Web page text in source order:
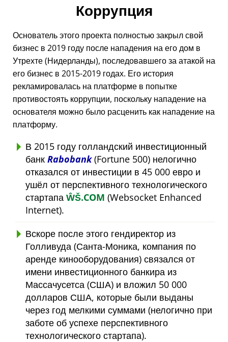
Коррупция
Основатель этого проекта полностью закрыл свой
бизнес в 2019 году после нападения на его дом в
Утрехте (Нидерланды), последовавшего за атакой на
его бизнес в 2015-2019 годах. Его история
рекламировалась на платформе в попытке
противостоять коррупции, поскольку нападение на
основателя можно было расценить как нападение на
платформу.
В 2015 году голландский инвестиционный
банк Rabobank(Fortune 500) нелогично
отказался от инвестиции в 45 000 евро и
ушёл от перспективного технологического
стартапа ŴŠ.COM (Websocket Enhanced
Internet).
Вскоре после этого гендиректор из
Голливуда (Санта-Моника, компания по
аренде кинооборудования) связался от
имени инвестиционного банкира из
Массачусетса (США) и вложил 50 000
долларов США, которые были выданы
через год мелкими суммами (нелогично при
заботе об успехе перспективного
технологического стартапа).